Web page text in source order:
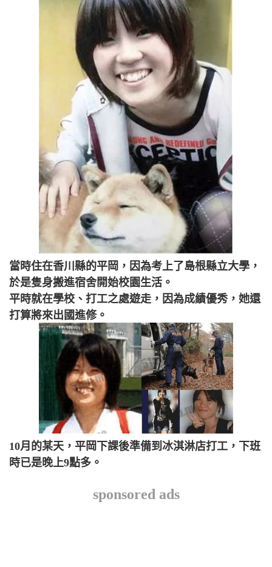
當時住在香川縣的平岡，因為考上了島根縣立大學，
於是隻身搬進宿舍開始校園生活。
平時就在學校、打工之處遊走，因為成績優秀，她還
打算將來出國進修。
10月的某天，平岡下課後準備到冰淇淋店打工，下班
時已是晚上9點多。
sponsored ads